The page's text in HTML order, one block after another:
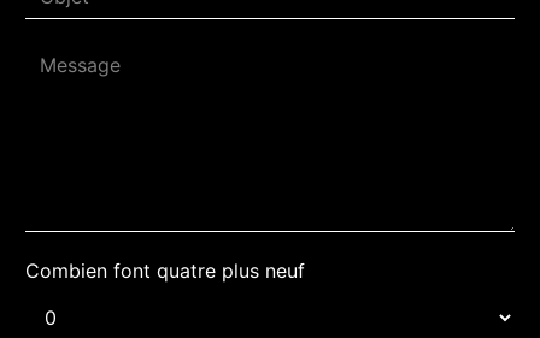
Combien font quatre plus neuf